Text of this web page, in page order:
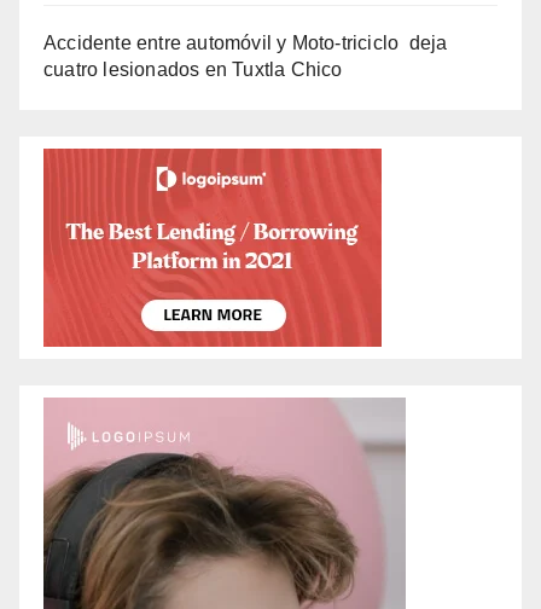
Accidente entre automóvil y Moto-triciclo deja
cuatro lesionados en Tuxtla Chico